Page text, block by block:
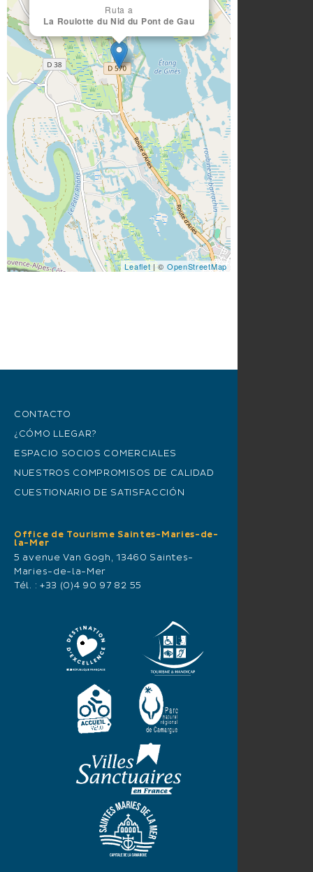
Ruta a
La Roulotte du Nid du Pont de Gau
Leaflet| © OpenStreetMap
CONTACTO
¿CÓMO LLEGAR?
ESPACIO SOCIOS COMERCIALES
NUESTROS COMPROMISOS DE CALIDAD
CUESTIONARIO DE SATISFACCIÓN
Office de Tourisme Saintes-Maries-de-
la-Mer
5 avenue Van Gogh, 13460 Saintes-
Maries-de-la-Mer
Tél. : +33 (0)4 90 97 82 55